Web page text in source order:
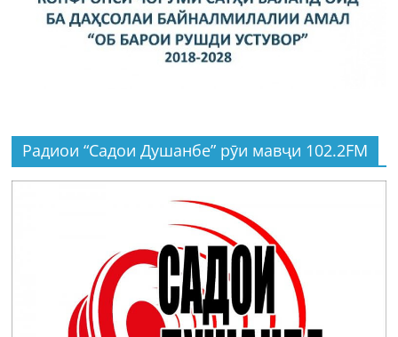
Радиои “Садои Душанбе” рӯи мавҷи 102.2FM